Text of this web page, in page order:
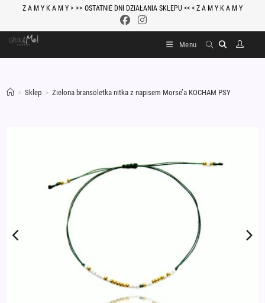
content
Z A M Y K A M Y > >> OSTATNIE DNI DZIAŁANIA SKLEPU << < Z A M Y K A M Y
Menu
> Sklep > Zielona bransoletka nitka z napisem Morse’a KOCHAM PSY